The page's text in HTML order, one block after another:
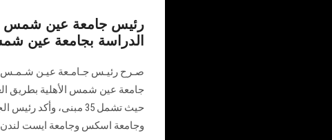
رئيس جامعة عين شمس
الدراسة بجامعة عين
صـرح رئيـس جـامـعة عيـن شـمـس
حيث تشمل 35 مبنى،
وجامعة اسكس وجامعة ايست